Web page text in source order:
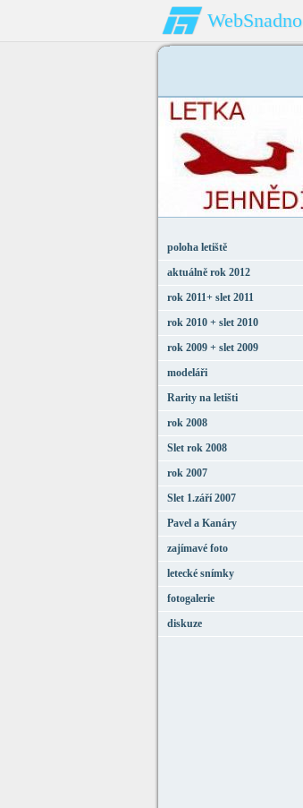
WebSnadno
poloha letiště
aktuálně rok 2012
rok 2011+ slet 2011
rok 2010 + slet 2010
rok 2009 + slet 2009
modeláři
Rarity na letišti
rok 2008
Slet rok 2008
rok 2007
Slet 1.září 2007
Pavel a Kanáry
zajímavé foto
letecké snímky
fotogalerie
diskuze